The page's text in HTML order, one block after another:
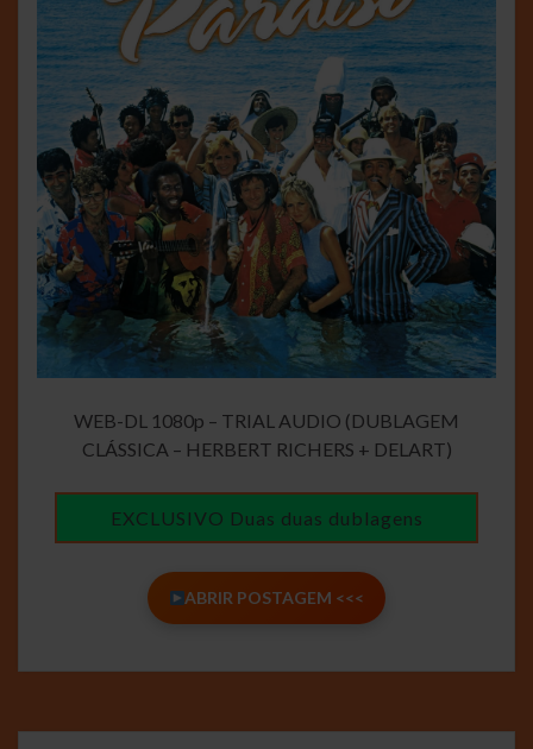
WEB-DL 1080p – TRIAL AUDIO (DUBLAGEM
CLÁSSICA – HERBERT RICHERS + DELART)
EXCLUSIVO Duas duas dublagens
ABRIR POSTAGEM <<<